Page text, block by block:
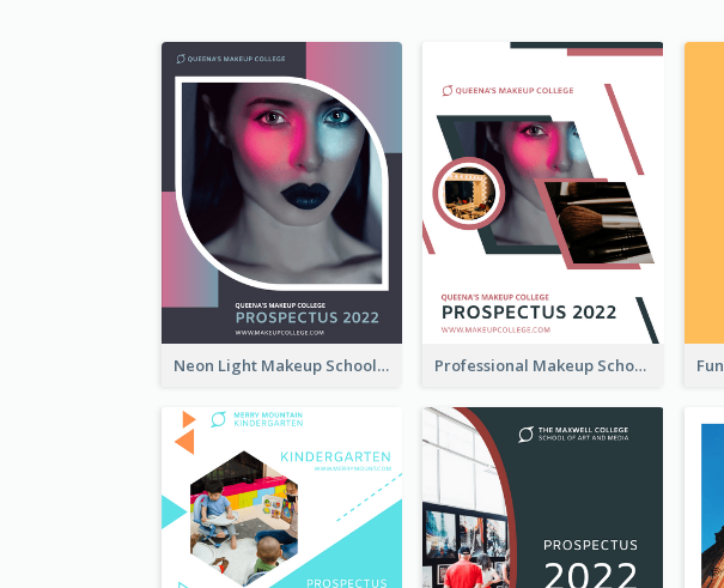
Neon Light Makeup School Prospectus Professional Makeup School Prospectus